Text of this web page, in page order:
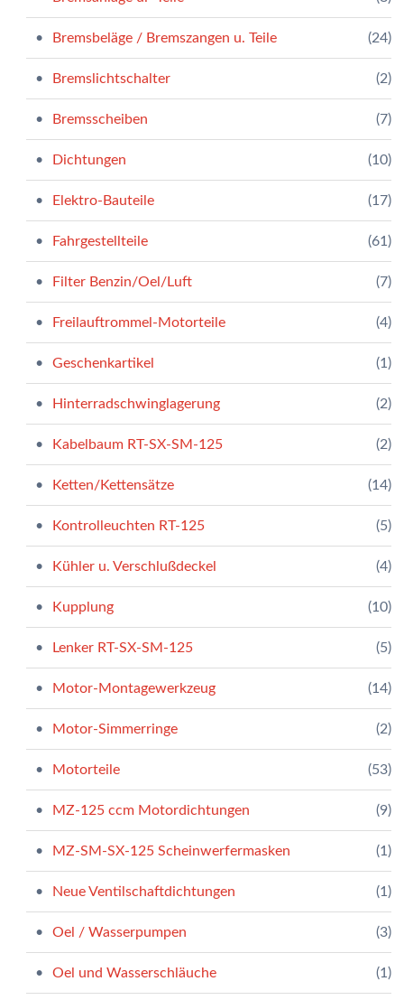
Bremsbeläge / Bremszangen u. Teile (24)
Bremslichtschalter (2)
Bremsscheiben (7)
Dichtungen (10)
Elektro-Bauteile (17)
Fahrgestellteile (61)
Filter Benzin/Oel/Luft (7)
Freilauftrommel-Motorteile (4)
Geschenkartikel (1)
Hinterradschwinglagerung (2)
Kabelbaum RT-SX-SM-125 (2)
Ketten/Kettensätze (14)
Kontrolleuchten RT-125 (5)
Kühler u. Verschlußdeckel (4)
Kupplung (10)
Lenker RT-SX-SM-125 (5)
Motor-Montagewerkzeug (14)
Motor-Simmerringe (2)
Motorteile (53)
MZ-125 ccm Motordichtungen (9)
MZ-SM-SX-125 Scheinwerfermasken (1)
Neue Ventilschaftdichtungen (1)
Oel / Wasserpumpen (3)
Oel und Wasserschläuche (1)